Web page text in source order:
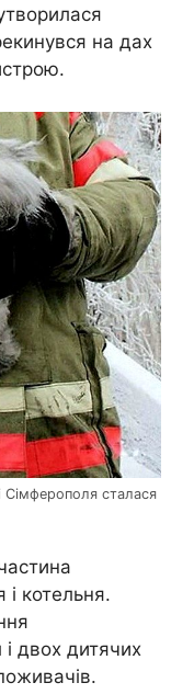
на дах
Сімферополя сталася
і котельня.
двох дитячих